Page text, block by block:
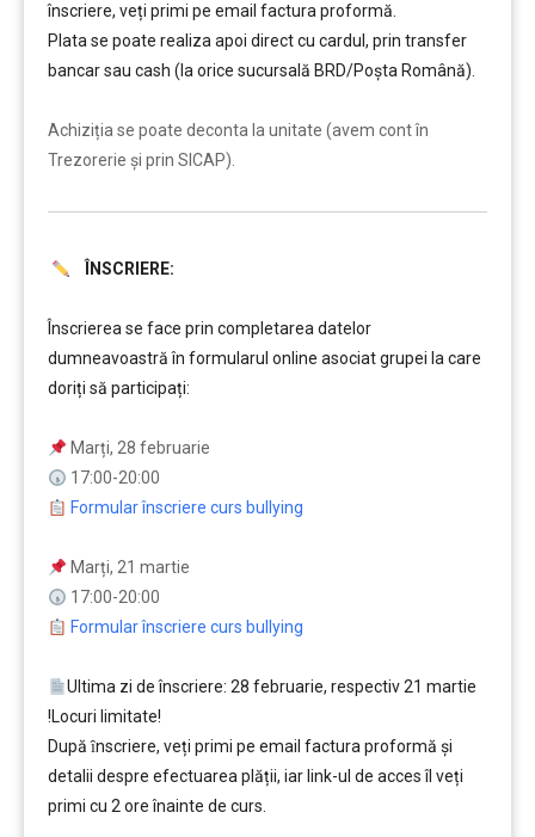
înscriere, veți primi pe email factura proformă.
Plata se poate realiza apoi direct cu cardul, prin transfer
bancar sau cash (la orice sucursală BRD/Poșta Română).
Achiziția se poate deconta la unitate (avem cont în
Trezorerie și prin SICAP).
ÎNSCRIERE:
Înscrierea se face prin completarea datelor
dumneavoastră în formularul online asociat grupei la care
doriți să participați:
Marți, 28 februarie
17:00-20:00
Formular înscriere curs bullying
Marți, 21 martie
17:00-20:00
Formular înscriere curs bullying
Ultima zi de înscriere: 28 februarie, respectiv 21 martie
!Locuri limitate!
După ȋnscriere, veți primi pe email factura proformă și
detalii despre efectuarea plății, iar link-ul de acces îl veți
primi cu 2 ore înainte de curs.